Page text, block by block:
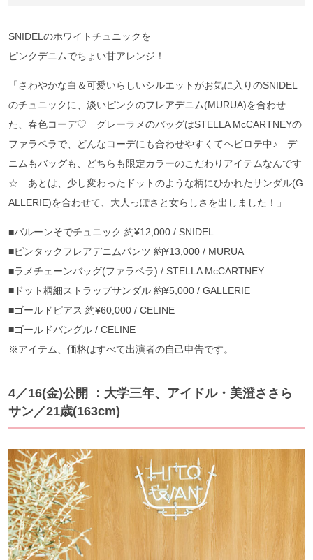
SNIDELのホワイトチュニックを
ピンクデニムでちょい甘アレンジ！
「さわやかな白＆可愛いらしいシルエットがお気に入りのSNIDEL
のチュニックに、淡いピンクのフレアデニム(MURUA)を合わせ
た、春色コーデ♡ グレーラメのバッグはSTELLA McCARTNEYの
ファラベラで、どんなコーデにも合わせやすくてヘビロテ中♪ デ
ニムもバッグも、どちらも限定カラーのこだわりアイテムなんです
☆ あとは、少し変わったドットのような柄にひかれたサンダル(G
ALLERIE)を合わせて、大人っぽさと女らしさを出しました！」
■バルーンそでチュニック 約¥12,000 / SNIDEL
■ピンタックフレアデニムパンツ 約¥13,000 / MURUA
■ラメチェーンバッグ(ファラベラ) / STELLA McCARTNEY
■ドット柄細ストラップサンダル 約¥5,000 / GALLERIE
■ゴールドピアス 約¥60,000 / CELINE
■ゴールドバングル / CELINE
※アイテム、価格はすべて出演者の自己申告です。
4／16(金)公開 ：大学三年、アイドル・美澄ささら
サン／21歳(163cm)